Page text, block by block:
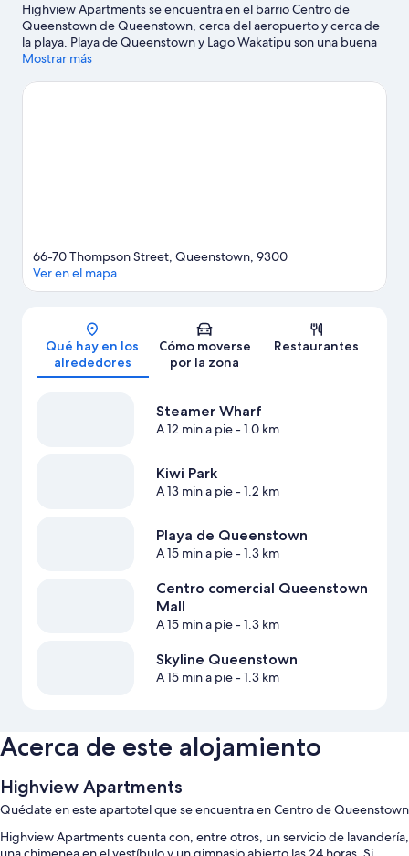
Highview Apartments se encuentra en el barrio Centro de
Queenstown de Queenstown, cerca del aeropuerto y cerca de
la playa. Playa de Queenstown y Lago Wakatipu son una buena
muestra de la belleza natural de la región, donde también
Golf o Underwater Observatory. Kiwi Park y Pista de hielo
Mostrar más
Mapa
66-70 Thompson Street, Queenstown, 9300
Ver en el mapa
Qué hay en los
alrededores
Cómo moverse
por la zona
Restaurantes
Steamer Wharf
A 12 min a pie- 1.0 km
Kiwi Park
A 13 min a pie- 1.2 km
Playa de Queenstown
A 15 min a pie- 1.3 km
Centro comercial Queenstown
Mall
A 15 min a pie- 1.3 km
Skyline Queenstown
A 15 min a pie- 1.3 km
Acerca de este alojamiento
Highview Apartments
Quédate en este apartotel que se encuentra en Centro de Queenstown
Highview Apartments cuenta con, entre otros, un servicio de lavandería,